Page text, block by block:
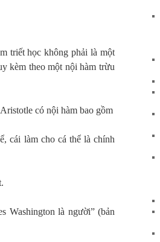
triết học không phải là một
kèm theo một nội hàm trừu
có nội hàm bao gồm
cái làm cho cá thể là chính
Washington là người” (bản